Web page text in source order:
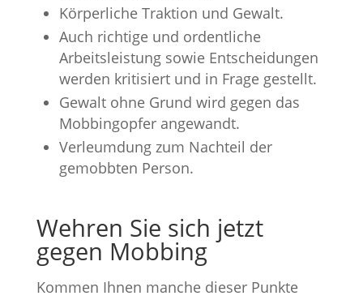
Körperliche Traktion und Gewalt.
Auch richtige und ordentliche
Arbeitsleistung sowie Entscheidungen
werden kritisiert und in Frage gestellt.
Gewalt ohne Grund wird gegen das
Mobbingopfer angewandt.
Verleumdung zum Nachteil der
gemobbten Person.
Wehren Sie sich jetzt
gegen Mobbing
Kommen Ihnen manche dieser Punkte